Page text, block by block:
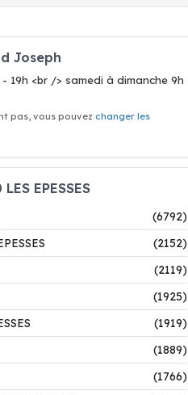
Joseph
19h <br /> samedi à dimanche 9h
pas, vous pouvez changer les
EPESSES
(6792)
(2152)
(2119)
(1925)
(1919)
(1889)
(1766)